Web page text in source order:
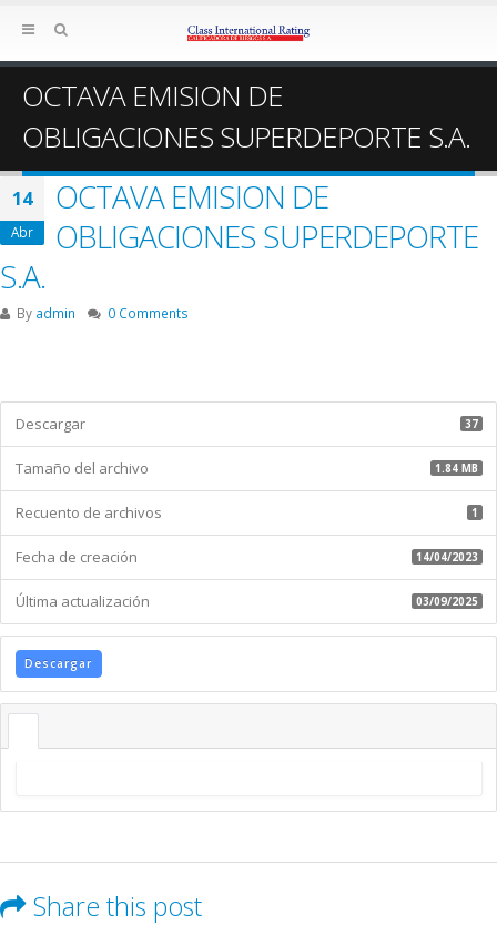
OCTAVA EMISION DE
OBLIGACIONES SUPERDEPORTE S.A.
14
Abr
OCTAVA EMISION DE
OBLIGACIONES SUPERDEPORTE
S.A.
By admin 0 Comments
Descargar 37
Tamaño del archivo 1.84 MB
Recuento de archivos 1
Fecha de creación 14/04/2023
Última actualización 03/09/2025
Descargar
Share this post